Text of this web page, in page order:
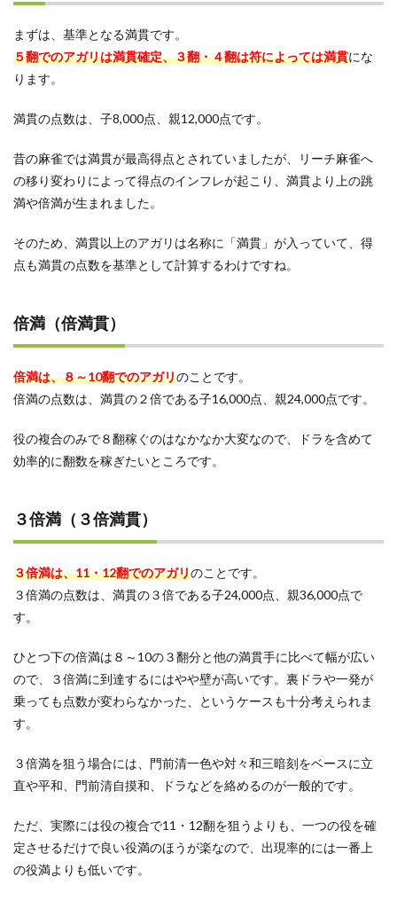
まずは、基準となる満貫です。
５翻でのアガリは満貫確定、３翻・４翻は符によっては満貫にな
ります。
満貫の点数は、子8,000点、親12,000点です。
昔の麻雀では満貫が最高得点とされていましたが、リーチ麻雀へ
の移り変わりによって得点のインフレが起こり、満貫より上の跳
満や倍満が生まれました。
そのため、満貫以上のアガリは名称に「満貫」が入っていて、得
点も満貫の点数を基準として計算するわけですね。
倍満（倍満貫）
倍満は、８～10翻でのアガリのことです。
倍満の点数は、満貫の２倍である子16,000点、親24,000点です。
役の複合のみで８翻稼ぐのはなかなか大変なので、ドラを含めて
効率的に翻数を稼ぎたいところです。
３倍満（３倍満貫）
３倍満は、11・12翻でのアガリのことです。
３倍満の点数は、満貫の３倍である子24,000点、親36,000点で
す。
ひとつ下の倍満は８～10の３翻分と他の満貫手に比べて幅が広い
ので、３倍満に到達するにはやや壁が高いです。裏ドラや一発が
乗っても点数が変わらなかった、というケースも十分考えられま
す。
３倍満を狙う場合には、門前清一色や対々和三暗刻をベースに立
直や平和、門前清自摸和、ドラなどを絡めるのが一般的です。
ただ、実際には役の複合で11・12翻を狙うよりも、一つの役を確
定させるだけで良い役満のほうが楽なので、出現率的には一番上
の役満よりも低いです。